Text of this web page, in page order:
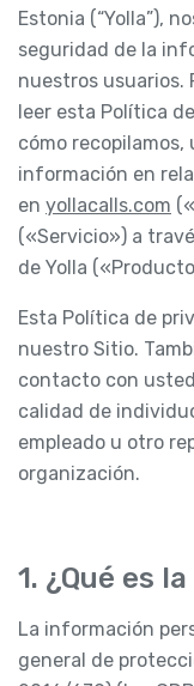
Estonia (“Yolla”),
seguridad de la
nuestros usuarios.
leer esta Política
cómo recopilamos,
información en
en yollacalls.com
(«Servicio») a
de Yolla
Esta Política de
nuestro Sitio.
contacto con
calidad de
empleado u otro
organización.
1. ¿Qué es
La información
general de